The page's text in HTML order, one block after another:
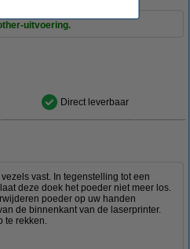
uitvoering.
Direct leverbaar
vast. In tegenstelling tot een
deze doek het poeder niet meer los.
poeder op uw handen
de binnenkant van de laserprinter.
te rekken.